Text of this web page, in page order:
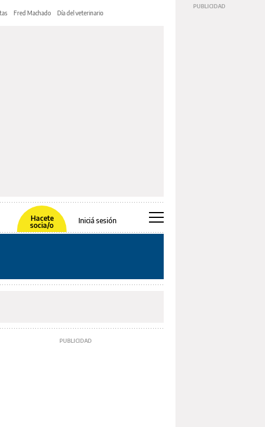
Fred Machado Día del veterinario
Hacete
socia/o
Iniciá sesión